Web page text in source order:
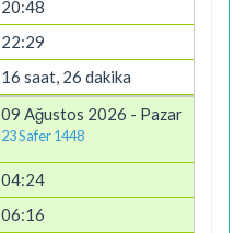
20:48
22:29
16 saat, 26 dakika
09 Ağustos 2026 - Pazar
23 Safer 1448
04:24
06:16